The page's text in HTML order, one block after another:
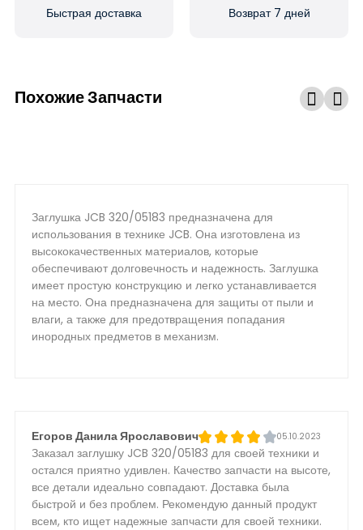
Быстрая доставка Возврат 7 дней
Похожие Запчасти
Заглушка JCB 320/05183 предназначена для
использования в технике JCB. Она изготовлена из
высококачественных материалов, которые
обеспечивают долговечность и надежность. Заглушка
имеет простую конструкцию и легко устанавливается
на место. Она предназначена для защиты от пыли и
влаги, а также для предотвращения попадания
инородных предметов в механизм.
Егоров Данила Ярославович 05.10.2023
Заказал заглушку JCB 320/05183 для своей техники и
остался приятно удивлен. Качество запчасти на высоте,
все детали идеально совпадают. Доставка была
быстрой и без проблем. Рекомендую данный продукт
всем, кто ищет надежные запчасти для своей техники.